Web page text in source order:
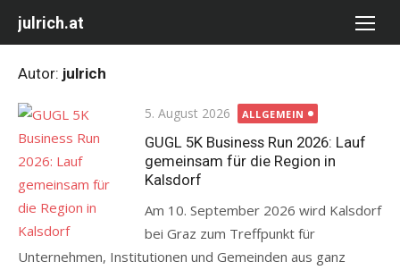
julrich.at
Autor: julrich
Posted
on
5. August 2026 ALLGEMEIN
GUGL 5K Business Run 2026: Lauf
gemeinsam für die Region in
Kalsdorf
Am 10. September 2026 wird Kalsdorf
bei Graz zum Treffpunkt für
Unternehmen, Institutionen und Gemeinden aus ganz